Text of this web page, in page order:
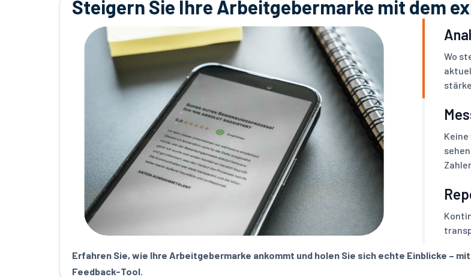
Steigern Sie Ihre Arbeitgebermarke mit dem
Wo
Erfahren Sie, wie Ihre Arbeitgebermarke ankommt und holen Sie sich echte Einblicke –
Feedback-Tool.